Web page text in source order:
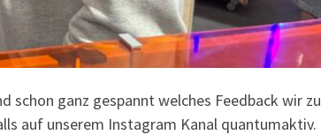
schon ganz gespannt welches Feedback wir zu
auf unserem Instagram Kanal quantumaktiv.